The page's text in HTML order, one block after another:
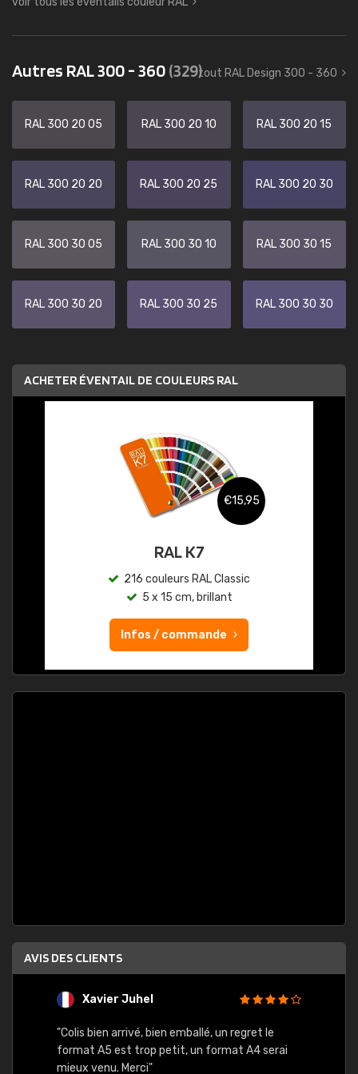
Autres RAL 300 - 360(329)tout RAL Design 300 - 360
RAL 300 20 05 RAL 300 20 10 RAL 300 20 15
RAL 300 20 20 RAL 300 20 25 RAL 300 20 30
RAL 300 30 05 RAL 300 30 10 RAL 300 30 15
RAL 300 30 20 RAL 300 30 25 RAL 300 30 30
ACHETER ÉVENTAIL DE COULEURS RAL
€15,95
RAL K7
216 couleurs RAL Classic
5 x 15 cm, brillant
Infos / commande
AVIS DES CLIENTS
Xavier Juhel
"Colis bien arrivé, bien emballé, un regret le
format A5 est trop petit, un format A4 serai
mieux venu. Merci"